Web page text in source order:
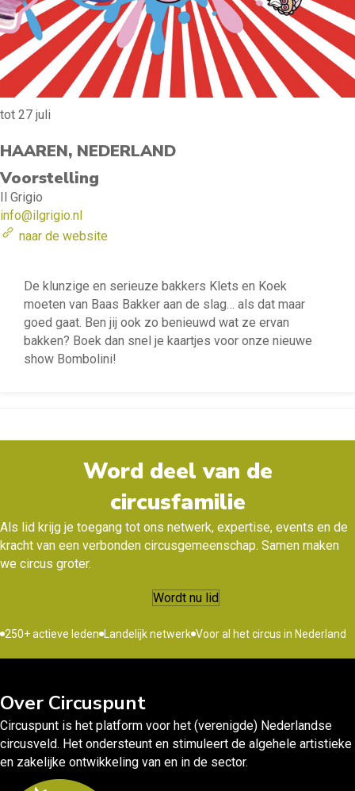
tot 27 juli
HAAREN, NEDERLAND
Voorstelling
Il Grigio
info@ilgrigio.nl
naar de website
De klunzige en serieuze bakkers Klets en Koek
moeten van Baas Bakker aan de slag… als dat maar
goed gaat. Ben jij ook zo benieuwd wat ze ervan
bakken? Boek dan snel je kaartjes voor onze nieuwe
show Bombolini!
Word deel van de
circusfamilie
Als lid krijg je toegang tot ons netwerk, expertise, events en de
kracht van een verbonden circusgemeenschap. Samen maken
we circus groter.
Wordt nu lid
250+ actieve leden Landelijk netwerk Voor al het circus in Nederland
Over Circuspunt
Circuspunt is het platform voor het (verenigde) Nederlandse
circusveld. Het ondersteunt en stimuleert de algehele artistieke
en zakelijke ontwikkeling van en in de sector.